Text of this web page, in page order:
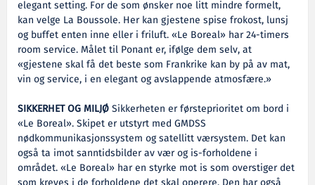
elegant setting. For de som ønsker noe litt mindre formelt,
kan velge La Boussole. Her kan gjestene spise frokost, lunsj
og buffet enten inne eller i friluft. «Le Boreal» har 24-timers
room service. Målet til Ponant er, ifølge dem selv, at
«gjestene skal få det beste som Frankrike kan by på av mat,
vin og service, i en elegant og avslappende atmosfære.»
SIKKERHET OG MILJØSikkerheten er førsteprioritet om bord i
«Le Boreal». Skipet er utstyrt med GMDSS
nødkommunikasjonssystem og satellitt værsystem. Det kan
også ta imot sanntidsbilder av vær og is-forholdene i
området. «Le Boreal» har en styrke mot is som overstiger det